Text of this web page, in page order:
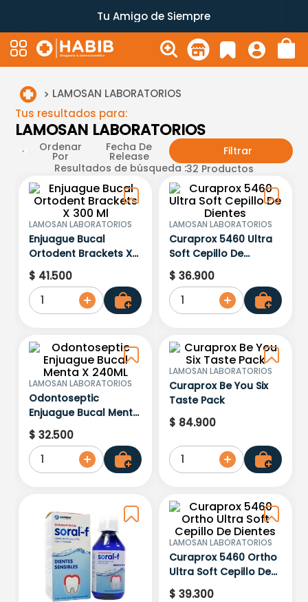
Tu Amigo de Siempre
LAMOSAN LABORATORIOS
Tus resultados para:
LAMOSAN LABORATORIOS
Ordenar
Por
Fecha De
Release
Filtrar
Resultados de búsqueda :32 Productos
LAMOSAN LABORATORIOS
Enjuague Bucal
Ortodent Brackets X
300 Ml
$ 41.500
1
LAMOSAN LABORATORIOS
Curaprox 5460 Ultra
Soft Cepillo De
Dientes
$ 36.900
1
LAMOSAN LABORATORIOS
Odontoseptic
Enjuague Bucal Menta
X 240ML
$ 32.500
1
LAMOSAN LABORATORIOS
Curaprox Be You Six
Taste Pack
$ 84.900
1
LAMOSAN LABORATORIOS
Curaprox 5460 Ortho
Ultra Soft Cepillo De
Dientes
$ 39.300